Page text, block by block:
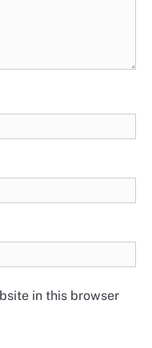
in this browser